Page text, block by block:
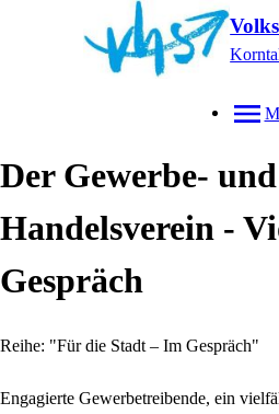
Der Gewerbe- und
Handelsverein -
Gespräch
Reihe: "Für die Stadt – Im Gespräch"
Engagierte Gewerbetreibende, ein